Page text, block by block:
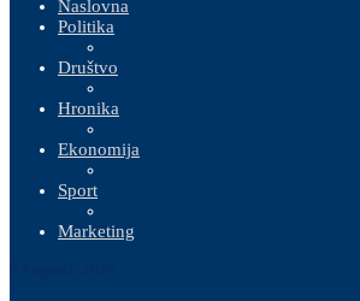
Naslovna
Politika
Društvo
Hronika
Ekonomija
Sport
Marketing